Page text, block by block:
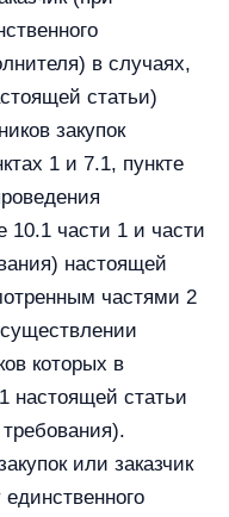
в случаях,
статьи)
закупок
1 и 7.1, пункте
10.1 части 1 и части
настоящей
частями 2
которых в
настоящей статьи
или заказчик